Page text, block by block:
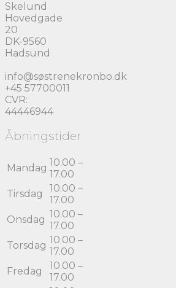
Skelund
Hovedgade
20
DK-9560
Hadsund
info@søstrenekronbo.dk
+45 57700011
CVR:
44446944
Åbningstider
Mandag 10.00 –
17.00
Tirsdag
10.00 –
17.00
Onsdag 10.00 –
17.00
Torsdag 10.00 –
17.00
Fredag
10.00 –
17.00